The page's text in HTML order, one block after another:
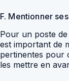
F. Mentionner
Pour un poste
est important de
pertinentes pour
les mettre en